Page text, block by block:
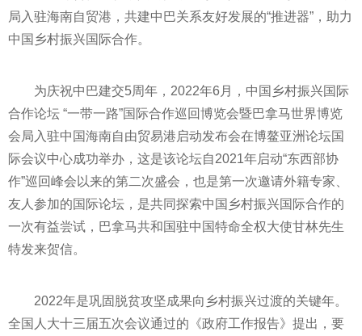
局入驻海南自贸港，共建中巴关系友好发展的“推进器”，助力
中国乡村振兴国际合作。
为庆祝中巴建交5周年 ，2022年6月，中国乡村振兴国际
合作论坛 “一带一路”国际合作巡回博览会暨巴拿马世界博览
会局入驻中国海南自由贸易港启动发布会在博鳌亚洲论坛国
际会议中心成功举办，这是该论坛自2021年启动“东西部协
作”巡回峰会以来的第二次盛会，也是第一次邀请外籍专家、
友人参加的国际论坛，是共同探索中国乡村振兴国际合作的
一次有益尝试，巴拿马共和国驻中国特命全权大使甘林先生
特发来贺信。
2022年是巩固 脱贫攻坚成果向乡村振兴过渡的关键年。
全国人大十三届五次会议通过的《政府工作报告》提出，要